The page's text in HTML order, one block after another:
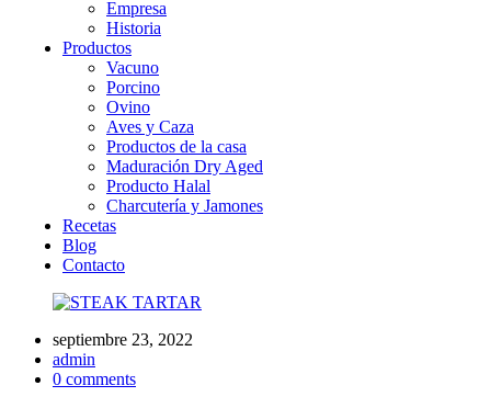
Empresa
Historia
Productos
Vacuno
Porcino
Ovino
Aves y Caza
Productos de la casa
Maduración Dry Aged
Producto Halal
Charcutería y Jamones
Recetas
Blog
Contacto
septiembre 23, 2022
admin
0 comments